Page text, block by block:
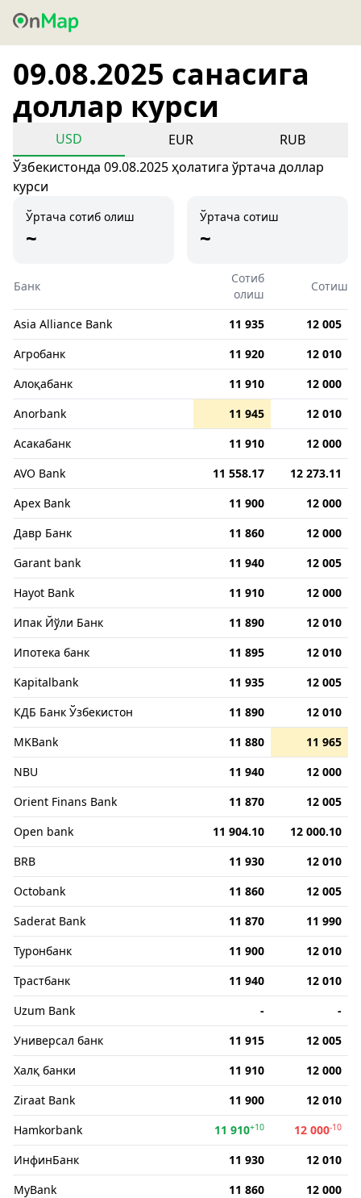
09.08.2025 санасига
доллар курси
USD EUR
RUB
Ўзбекистонда 09.08.2025 ҳолатига ўртача доллар
курси
Ўртача сотиб олиш
~
Ўртача сотиш
~
Банк
Сотиб
олиш
Сотиш
Asia Alliance Bank 11 935
12 005
Агробанк
11 920
12 010
Алоқабанк
11 910
12 000
Anorbank
11 945
12 010
Асакабанк
11 910
12 000
AVO Bank
11 558.17
12 273.11
Apex Bank
11 900
12 000
Давр Банк
11 860
12 000
Garant bank
11 940
12 005
Hayot Bank
11 910
12 000
Ипак Йўли Банк
11 890
12 010
Ипотека банк
11 895
12 010
Kapitalbank
11 935
12 005
КДБ Банк Ўзбекистон
11 890
12 010
MKBank
11 880
11 965
NBU
11 940
12 000
Orient Finans Bank
11 870
12 005
Open bank
11 904.10
12 000.10
BRB
11 930
12 010
Octobank
11 860
12 005
Saderat Bank
11 870
11 990
Туронбанк
11 900
12 010
Трастбанк
11 940
12 010
Uzum Bank
-
-
Универсал банк
11 915
12 005
Халқ банки
11 910
12 000
Ziraat Bank
11 900
12 010
Hamkorbank
11 910+10 12 000-10
ИнфинБанк 11 930
12 010
MyBank
11 860
12 000